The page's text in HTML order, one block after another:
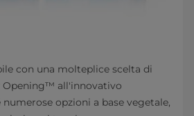
con una molteplice scelta di
Opening™ all'innovativo
opzioni a base vegetale,